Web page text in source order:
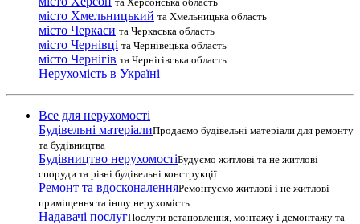
місто Хмельницький та Хмельницька область
місто Черкаси та Черкаська область
місто Чернівці та Чернівецька область
місто Чернігів та Чернігівська область
Нерухомість в Україні
Все для нерухомості
Будівельні матеріалиПродаємо будівельні матеріали для ремонту
та будівництва
Будівництво нерухомостіБудуємо житлові та не житлові
споруди та різні будівельні конструкції
Ремонт та вдосконаленняРемонтуємо житлові і не житлові
приміщення та іншу нерухомість
Надавачі послугПослуги встановлення, монтажу і демонтажу та